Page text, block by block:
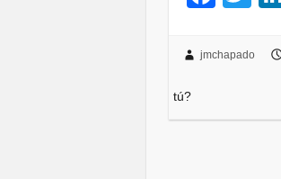
c
tt
jmchapado
tú?